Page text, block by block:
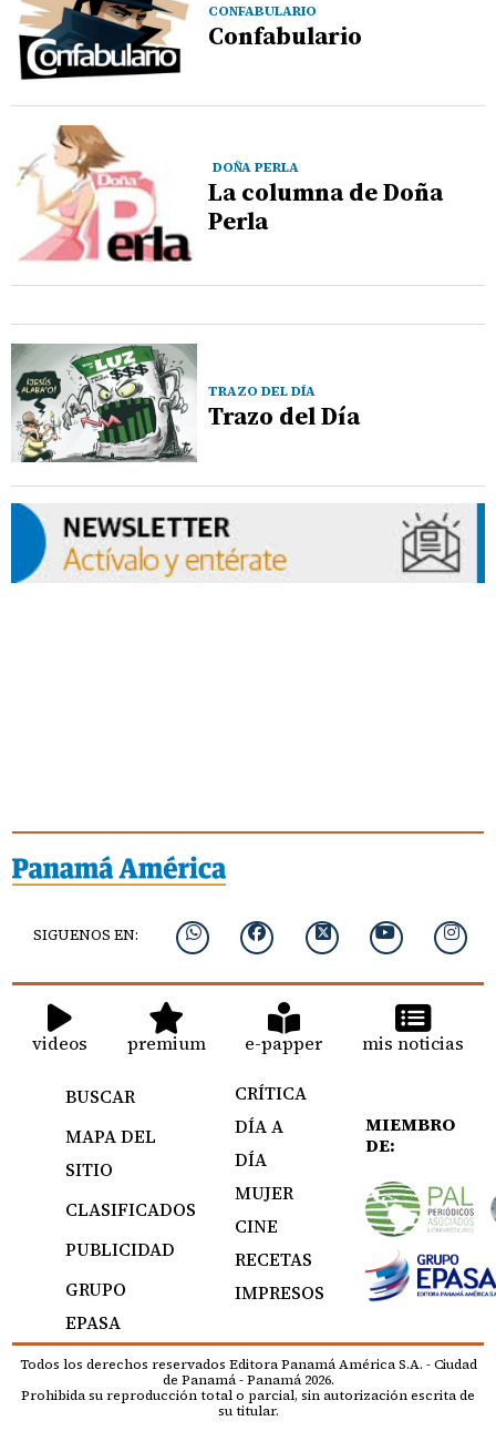
CONFABULARIO
Confabulario
DOÑA PERLA
La columna de Doña
Perla
TRAZO DEL DÍA
Trazo del Día
SIGUENOS EN:
videos premium e-papper mis noticias
BUSCAR
MAPA DEL
SITIO
CLASIFICADOS
PUBLICIDAD
GRUPO
EPASA
CRÍTICA
DÍA A
DÍA
MUJER
CINE
RECETAS
IMPRESOS
MIEMBRO
DE:
Todos los derechos reservados Editora Panamá América S.A. - Ciudad
de Panamá - Panamá 2026.
Prohibida su reproducción total o parcial, sin autorización escrita de
su titular.